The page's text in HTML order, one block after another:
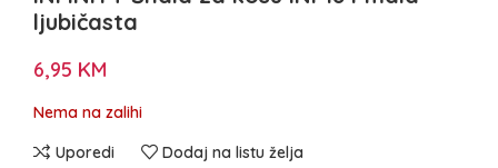
ljubičasta
6,95 KM
Nema na zalihi
Uporedi
Dodaj na listu želja